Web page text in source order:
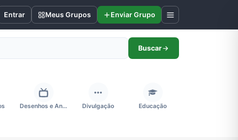
Entrar Meus Grupos Enviar Grupo
Buscar
Desenhos e Animes Divulgação Educação